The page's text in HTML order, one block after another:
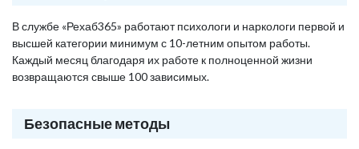
В службе «Рехаб365» работают психологи и наркологи первой и
высшей категории минимум с 10-летним опытом работы.
Каждый месяц благодаря их работе к полноценной жизни
возвращаются свыше 100 зависимых.
Безопасные методы